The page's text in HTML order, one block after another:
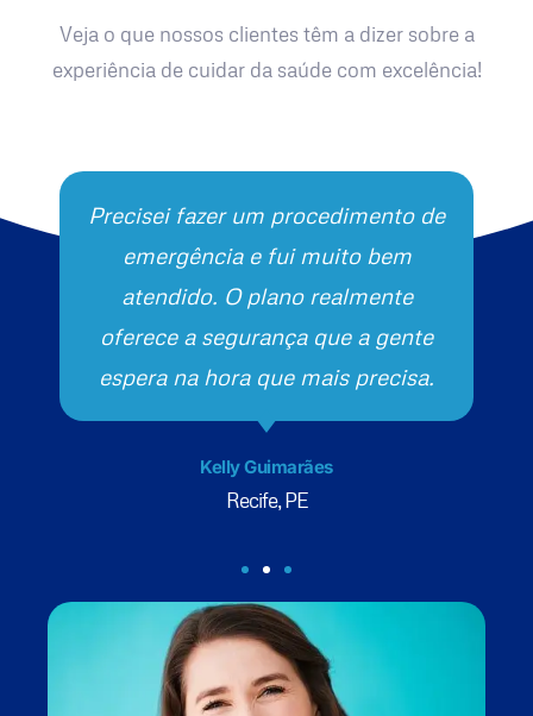
Veja o que nossos clientes têm a dizer sobre a
experiência de cuidar da saúde com excelência!
Precisei fazer um procedimento de
emergência e fui muito bem
atendido. O plano realmente
oferece a segurança que a gente
espera na hora que mais precisa.
Kelly Guimarães
Recife, PE